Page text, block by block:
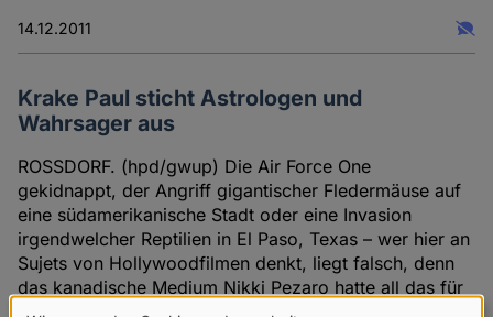
14.12.2011
Krake Paul sticht Astrologen und
Wahrsager aus
ROSSDORF. (hpd/gwup) Die Air Force One
gekidnappt, der Angriff gigantischer Fledermäuse auf
eine südamerikanische Stadt oder eine Invasion
irgendwelcher Reptilien in El Paso, Texas – wer hier an
Sujets von Hollywoodfilmen denkt, liegt falsch, denn
das kanadische Medium Nikki Pezaro hatte all das für
das Jahr 2010 vorausgesagt - eingetroffen ist davon